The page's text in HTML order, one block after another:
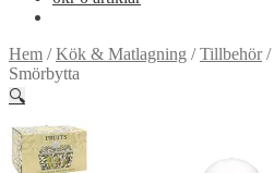
Hem /Kök & Matlagning /Tillbehör/
Smörbytta
🔍